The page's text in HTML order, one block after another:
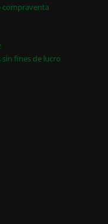
compraventa
fines de lucro